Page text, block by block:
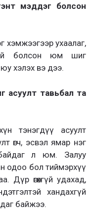
мэддэг болсон
хэмжээгээр ухаалаг,
болсон юм шиг
юу хэлэх вэ дээ.
асуулт тавьбал та
тэнэгдүү асуулт
өгч, эсвэл ямар нэг
л юм. Залуу
одоо бол тиймэрхүү
Дүр өгөхгүй удахад,
хандахгүй
байжээ.